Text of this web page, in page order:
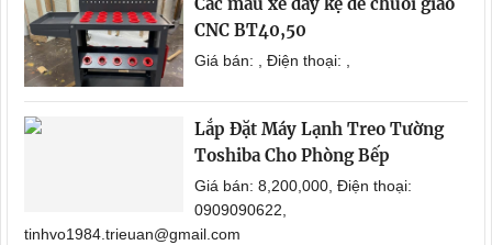
CNC BT40,50
Giá bán: , Điện thoại: ,
Lắp Đặt Máy Lạnh Treo Tường
Toshiba Cho Phòng Bếp
Giá bán: 8,200,000, Điện thoại:
0909090622,
tinhvo1984.trieuan@gmail.com